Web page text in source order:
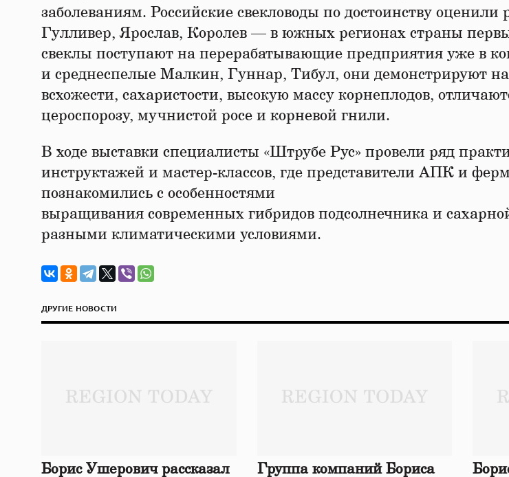
заболеваниям. Российские свекловоды по достоинству
Гулливер, Ярослав, Королев — в южных регионах страны
свеклы поступают на перерабатывающие предприятия уже в
и среднеспелые Малкин, Гуннар, Тибул, они демонстрируют
всхожести, сахаристости, высокую массу корнеплодов,
цероспорозу, мучнистой росе и корневой гнили.
В ходе выставки специалисты «Штрубе Рус» провели ряд
инструктажей и мастер-классов, где представители АПК и
познакомились с особенностями
выращивания современных гибридов подсолнечника и
разными климатическими условиями.
ДРУГИЕ НОВОСТИ
Борис Ушерович рассказал Группа компаний Бориса